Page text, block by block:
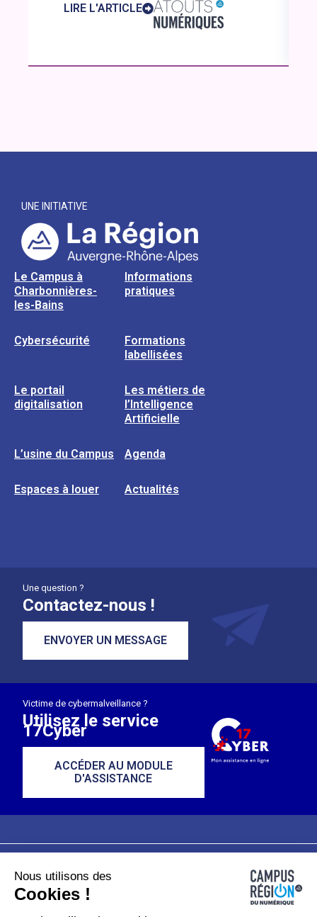
LIRE L'ARTICLE
UNE INITIATIVE
Le Campus à
Charbonnières-
les-Bains
Informations
pratiques
Cybersécurité
Formations
labellisées
Le portail
digitalisation
Les métiers de
l’Intelligence
Artificielle
L’usine du Campus Agenda
Espaces à louer Actualités
Une question ?
Contactez-nous !
ENVOYER UN MESSAGE
Victime de cybermalveillance ?
Utilisez le service
17Cyber
ACCÉDER AU MODULE
D'ASSISTANCE
Plan du site
Nous utilisons des
Cookies !